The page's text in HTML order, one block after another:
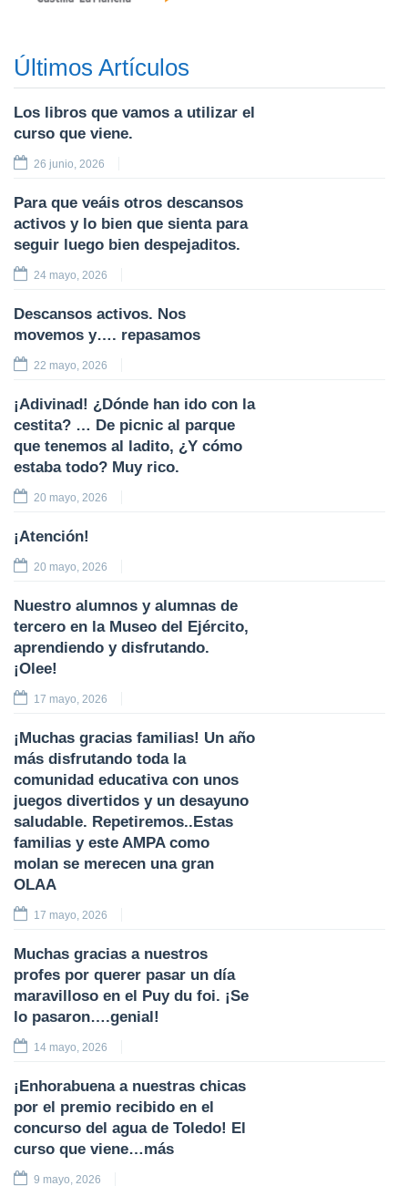
Últimos Artículos
Los libros que vamos a utilizar el
curso que viene.
26 junio, 2026
Para que veáis otros descansos
activos y lo bien que sienta para
seguir luego bien despejaditos.
24 mayo, 2026
Descansos activos. Nos
movemos y…. repasamos
22 mayo, 2026
¡Adivinad! ¿Dónde han ido con la
cestita? … De picnic al parque
que tenemos al ladito, ¿Y cómo
estaba todo? Muy rico.
20 mayo, 2026
¡Atención!
20 mayo, 2026
Nuestro alumnos y alumnas de
tercero en la Museo del Ejército,
aprendiendo y disfrutando.
¡Olee!
17 mayo, 2026
¡Muchas gracias familias! Un año
más disfrutando toda la
comunidad educativa con unos
juegos divertidos y un desayuno
saludable. Repetiremos..Estas
familias y este AMPA como
molan se merecen una gran
OLAA
17 mayo, 2026
Muchas gracias a nuestros
profes por querer pasar un día
maravilloso en el Puy du foi. ¡Se
lo pasaron….genial!
14 mayo, 2026
¡Enhorabuena a nuestras chicas
por el premio recibido en el
concurso del agua de Toledo! El
curso que viene…más
9 mayo, 2026